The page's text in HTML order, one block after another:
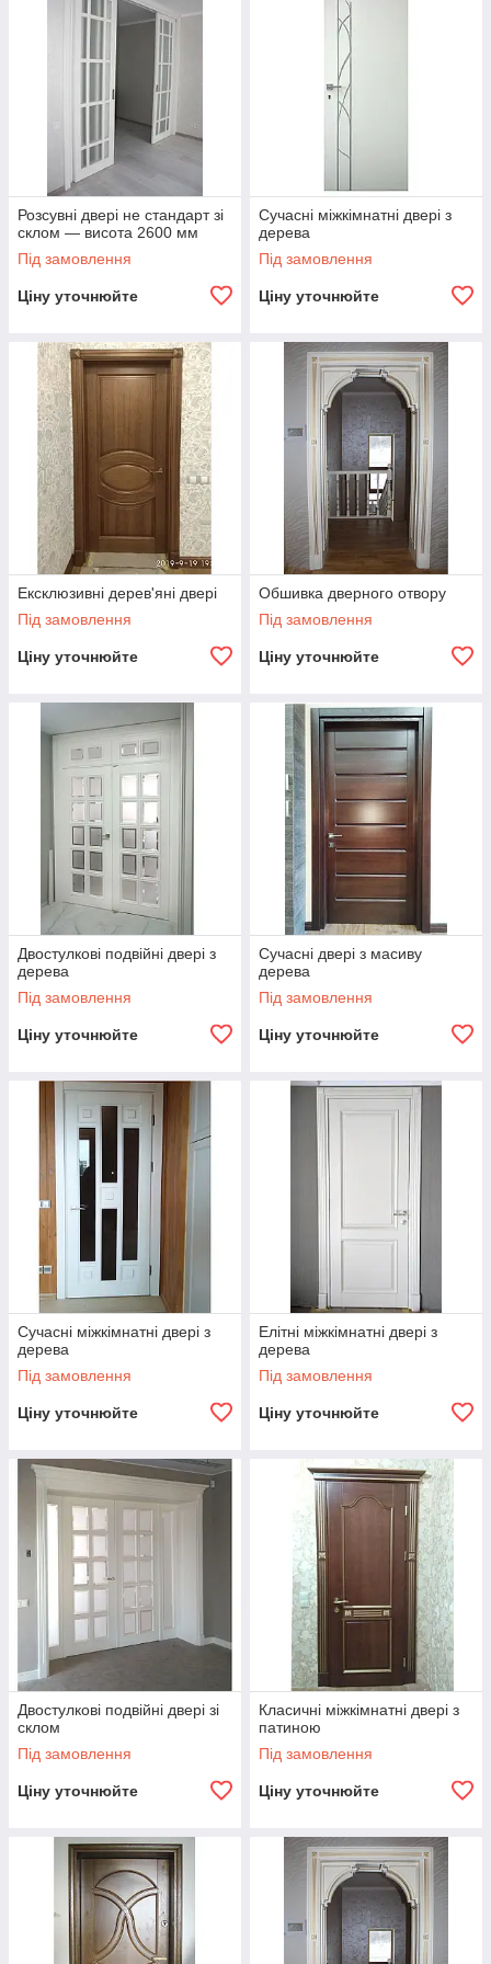
Розсувні двері не стандарт зі
склом — висота 2600 мм
Під замовлення
Ціну уточнюйте
Сучасні міжкімнатні двері з
дерева
Під замовлення
Ціну уточнюйте
Ексклюзивні дерев'яні двері
Під замовлення
Ціну уточнюйте
Обшивка дверного отвору
Під замовлення
Ціну уточнюйте
Двостулкові подвійні двері з
дерева
Під замовлення
Ціну уточнюйте
Сучасні двері з масиву
дерева
Під замовлення
Ціну уточнюйте
Сучасні міжкімнатні двері з
дерева
Під замовлення
Ціну уточнюйте
Елітні міжкімнатні двері з
дерева
Під замовлення
Ціну уточнюйте
Двостулкові подвійні двері зі
склом
Під замовлення
Ціну уточнюйте
Класичні міжкімнатні двері з
патиною
Під замовлення
Ціну уточнюйте